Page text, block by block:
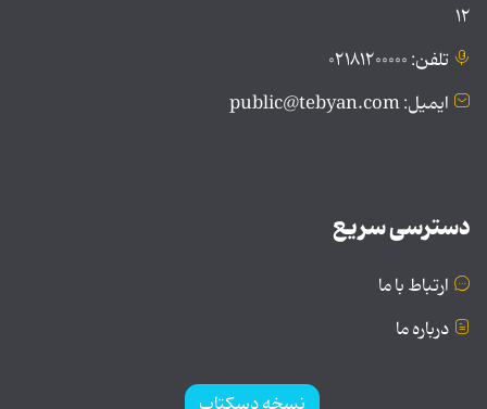
۱۲
تلفن: ۰۲۱۸۱۲۰۰۰۰۰
ایمیل: public@tebyan.com
دسترسی سریع
ارتباط با ما
درباره ما